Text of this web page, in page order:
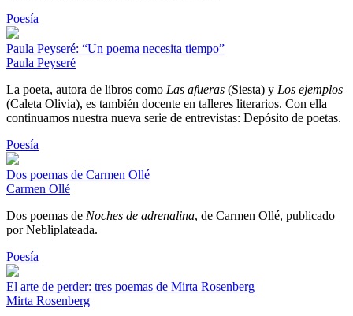
Poesía
Paula Peyseré: “Un poema necesita tiempo”
Paula Peyseré
La poeta, autora de libros como Las afueras (Siesta) y Los ejemplos
(Caleta Olivia), es también docente en talleres literarios. Con ella
continuamos nuestra nueva serie de entrevistas: Depósito de poetas.
Poesía
Dos poemas de Carmen Ollé
Carmen Ollé
Dos poemas de Noches de adrenalina, de Carmen Ollé, publicado
por Nebliplateada.
Poesía
El arte de perder: tres poemas de Mirta Rosenberg
Mirta Rosenberg